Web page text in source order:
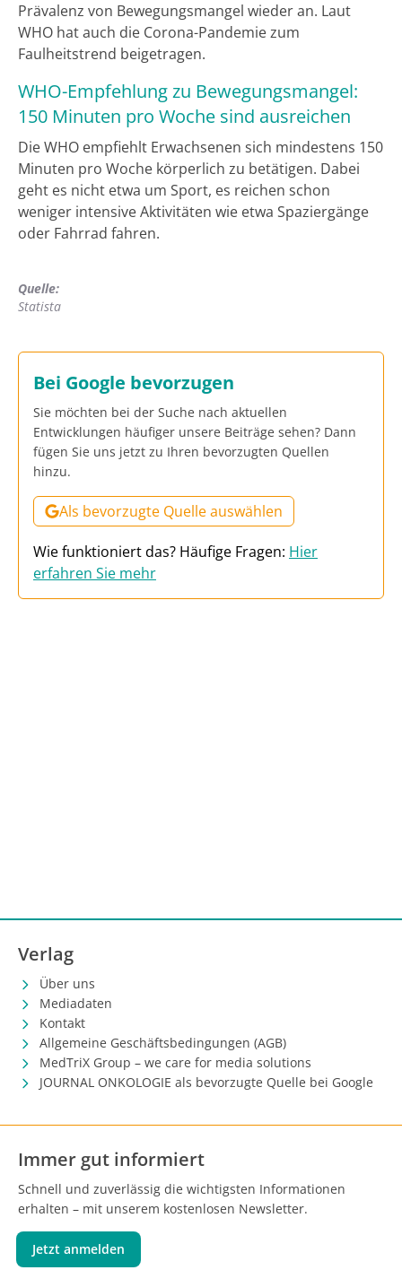
Prävalenz von Bewegungsmangel wieder an. Laut
WHO hat auch die Corona-Pandemie zum
Faulheitstrend beigetragen.
WHO-Empfehlung zu Bewegungsmangel:
150 Minuten pro Woche sind ausreichen
Die WHO empfiehlt Erwachsenen sich mindestens 150
Minuten pro Woche körperlich zu betätigen. Dabei
geht es nicht etwa um Sport, es reichen schon
weniger intensive Aktivitäten wie etwa Spaziergänge
oder Fahrrad fahren.
Quelle:
Statista
Bei Google bevorzugen
Sie möchten bei der Suche nach aktuellen
Entwicklungen häufiger unsere Beiträge sehen? Dann
fügen Sie uns jetzt zu Ihren bevorzugten Quellen
hinzu.
Als bevorzugte Quelle auswählen
Wie funktioniert das? Häufige Fragen: Hier
erfahren Sie mehr
Verlag
Über uns
Mediadaten
Kontakt
Allgemeine Geschäftsbedingungen (AGB)
MedTriX Group – we care for media solutions
JOURNAL ONKOLOGIE als bevorzugte Quelle bei Google
Immer gut informiert
Schnell und zuverlässig die wichtigsten Informationen
erhalten – mit unserem kostenlosen Newsletter.
Jetzt anmelden